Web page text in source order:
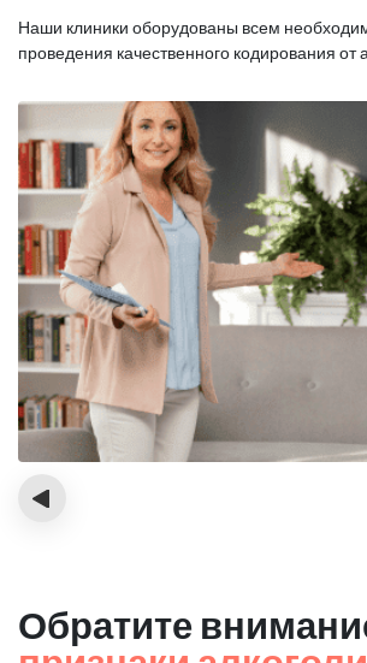
Наши клиники оборудованы всем
проведения качественного кодирования от
‹
Обратите